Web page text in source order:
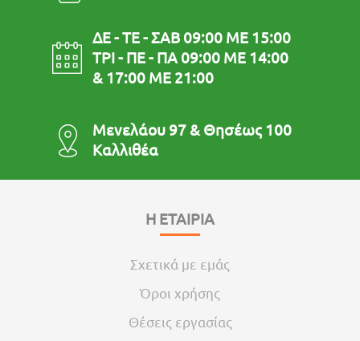
ΔΕ - ΤΕ - ΣΑΒ 09:00 ΜΕ 15:00
ΤΡΙ - ΠΕ - ΠΑ 09:00 ΜΕ 14:00
& 17:00 ΜΕ 21:00
Μενελάου 97 & Θησέως 100
Καλλιθέα
Η ΕΤΑΙΡΙΑ
Σχετικά με εμάς
Όροι χρήσης
Θέσεις εργασίας